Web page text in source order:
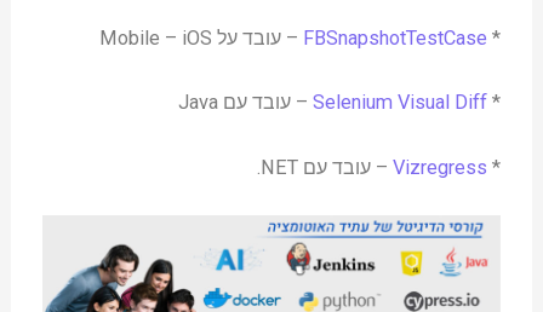
*
FBSnapshotTestCase – עובד על Mobile – iOS
*
Selenium Visual Diff – עובד עם Java
*
Vizregress – עובד עם NET.